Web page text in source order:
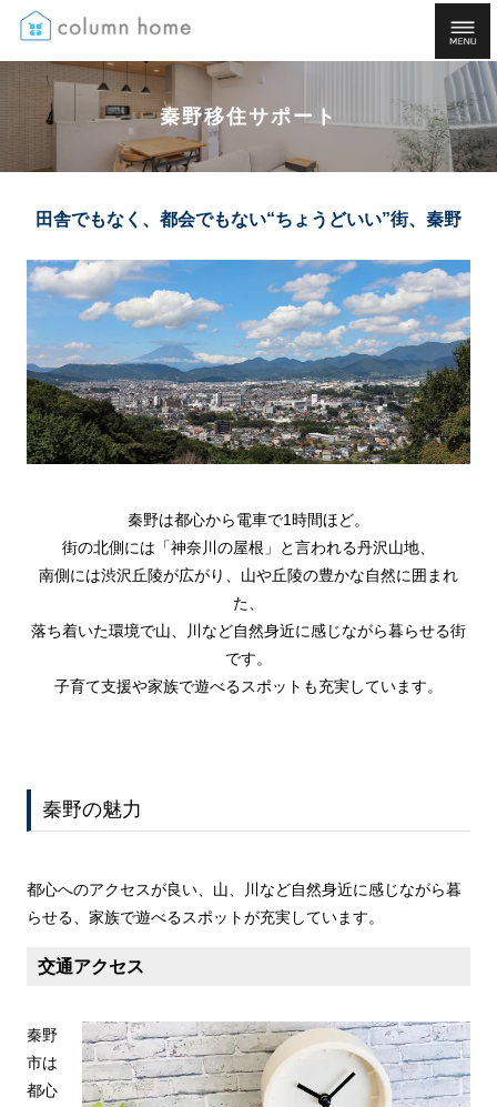
秦野移住サポート
田舎でもなく、都会でもない“ちょうどいい”街、秦野
秦野は都心から電車で1時間ほど。
街の北側には「神奈川の屋根」と言われる丹沢山地、
南側には渋沢丘陵が広がり、山や丘陵の豊かな自然に囲まれ
た、
落ち着いた環境で山、川など自然身近に感じながら暮らせる街
です。
子育て支援や家族で遊べるスポットも充実しています。
秦野の魅力
都心へのアクセスが良い、山、川など自然身近に感じながら暮
らせる、家族で遊べるスポットが充実しています。
交通アクセス
秦野
市は
都心